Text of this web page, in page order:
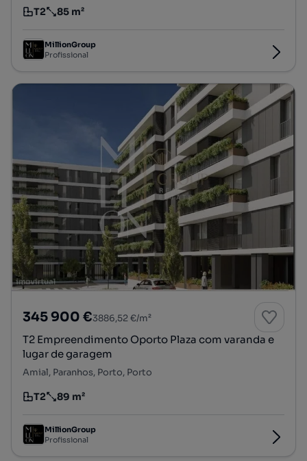
Tipologia
T2
Preço por metro quadrado
85 m²
MillionGroup
Profissional
345 900 €3886,52 €/m²
T2 Empreendimento Oporto Plaza com varanda e
lugar de garagem
Amial, Paranhos, Porto, Porto
Tipologia
T2
Preço por metro quadrado
89 m²
MillionGroup
Profissional